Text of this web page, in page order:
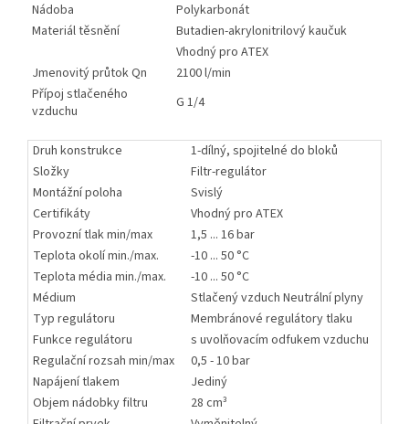
Nádoba
Polykarbonát
Materiál těsnění
Butadien-akrylonitrilový kaučuk
Vhodný pro ATEX
Jmenovitý průtok Qn
2100 l/min
Přípoj stlačeného
vzduchu
G 1/4
Druh konstrukce
1-dílný, spojitelné do bloků
Složky
Filtr-regulátor
Montážní poloha
Svislý
Certifikáty
Vhodný pro ATEX
Provozní tlak min/max
1,5 ... 16 bar
Teplota okolí min./max.
-10 ... 50 °C
Teplota média min./max.
-10 ... 50 °C
Médium
Stlačený vzduch Neutrální plyny
Typ regulátoru
Membránové regulátory tlaku
Funkce regulátoru
s uvolňovacím odfukem vzduchu
Regulační rozsah min/max
0,5 - 10 bar
Napájení tlakem
Jediný
Objem nádobky filtru
28 cm³